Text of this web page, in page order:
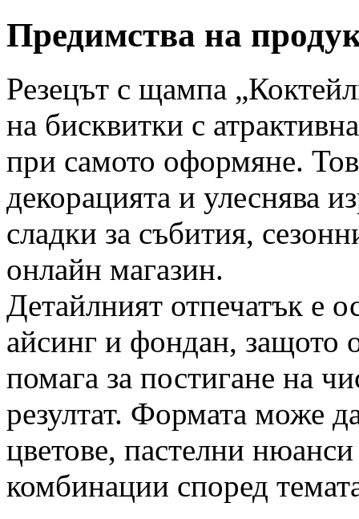
Предимства на
Резецът с щампа
на бисквитки с
при самото оформяне.
декорацията и улеснява
сладки за събития,
онлайн магазин.
Детайлният отпечатък е
айсинг и фондан, защото
помага за постигане на
резултат. Формата може
цветове, пастелни
комбинации според